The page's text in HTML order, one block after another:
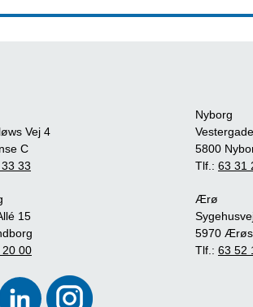
Vej 4
C
33
15
00
Nyborg
5800
Tlf.: 63 31
Ærø
5970
Tlf.: 63 52